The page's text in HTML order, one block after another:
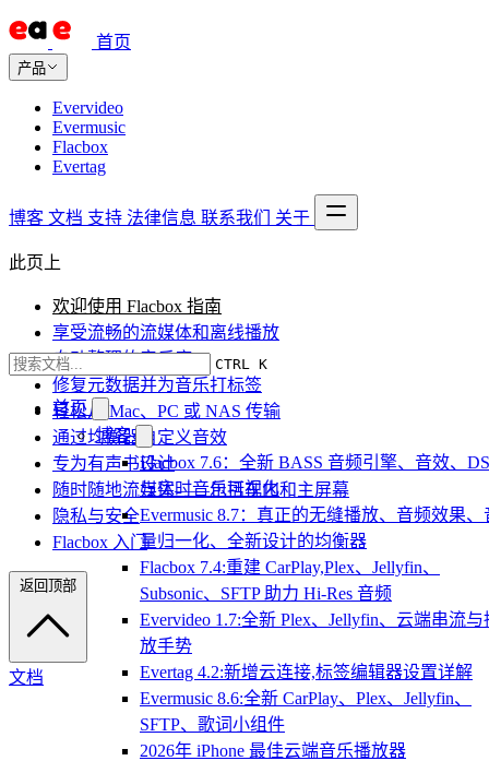
首页
产品
Evervideo
Evermusic
Flacbox
Evertag
博客 文档 支持 法律信息 联系我们 关于
CTRL K
首页
博客
Flacbox 7.6：全新 BASS 音频引擎、音效、
与实时音乐可视化
Evermusic 8.7：真正的无缝播放、音频效果、
量归一化、全新设计的均衡器
Flacbox 7.4:重建 CarPlay,Plex、Jellyfin、
Subsonic、SFTP 助力 Hi-Res 音频
Evervideo 1.7:全新 Plex、Jellyfin、云端串流与
放手势
Evertag 4.2:新增云连接,标签编辑器设置详解
Evermusic 8.6:全新 CarPlay、Plex、Jellyfin、
SFTP、歌词小组件
2026年 iPhone 最佳云端音乐播放器
此页上
欢迎使用 Flacbox 指南
享受流畅的流媒体和离线播放
自动整理的音乐库
修复元数据并为音乐打标签
轻松从 Mac、PC 或 NAS 传输
通过均衡器自定义音效
专为有声书设计
随时随地流媒体——包括车内和主屏幕
隐私与安全
Flacbox 入门
返回顶部
文档